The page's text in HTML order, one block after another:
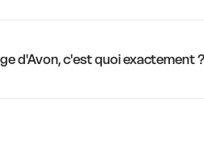
d'Avon, c'est quoi exactement ?